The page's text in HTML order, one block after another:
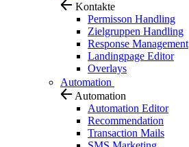
Kontakte
Permisson Handling
Zielgruppen Handling
Response Management
Landingpage Editor
Overlays
Automation
Automation
Automation Editor
Recommendation
Transaction Mails